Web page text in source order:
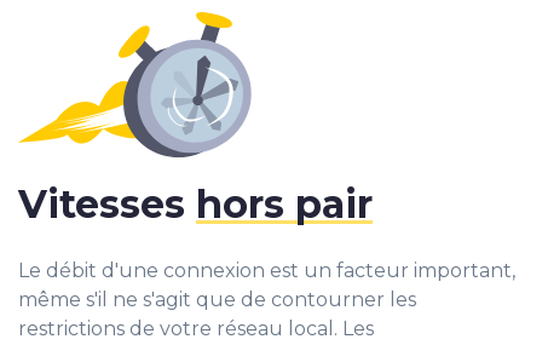
Vitesses hors pair
Le débit d'une connexion est un facteur important,
même s'il ne s'agit que de contourner les
restrictions de votre réseau local. Les